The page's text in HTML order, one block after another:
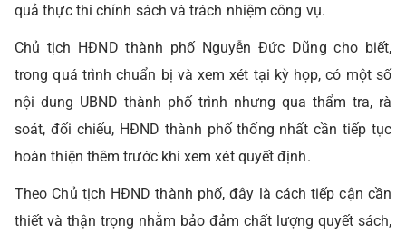
quả thực thi chính sách và trách nhiệm công vụ.
Chủ tịch HĐND thành phố Nguyễn Đức Dũng cho biết,
trong quá trình chuẩn bị và xem xét tại kỳ họp, có một số
nội dung UBND thành phố trình nhưng qua thẩm tra, rà
soát, đối chiếu, HĐND thành phố thống nhất cần tiếp tục
hoàn thiện thêm trước khi xem xét quyết định.
Theo Chủ tịch HĐND thành phố, đây là cách tiếp cận cần
thiết và thận trọng nhằm bảo đảm chất lượng quyết sách,